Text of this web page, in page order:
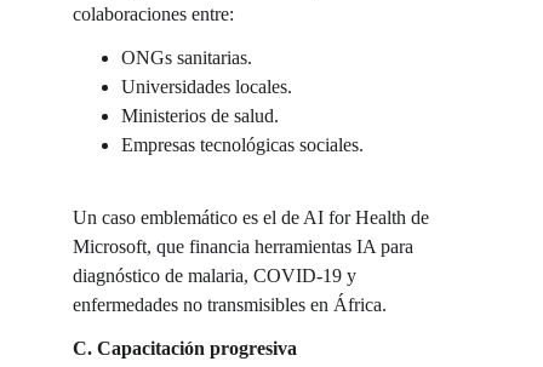
colaboraciones entre:
ONGs sanitarias.
Universidades locales.
Ministerios de salud.
Empresas tecnológicas sociales.
Un caso emblemático es el de AI for Health de
Microsoft, que financia herramientas IA para
diagnóstico de malaria, COVID-19 y
enfermedades no transmisibles en África.
C. Capacitación progresiva